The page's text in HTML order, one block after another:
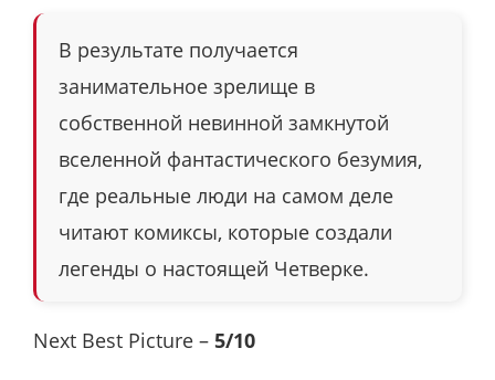
В результате получается
занимательное зрелище в
собственной невинной замкнутой
вселенной фантастического безумия,
где реальные люди на самом деле
читают комиксы, которые создали
легенды о настоящей Четверке.
Next Best Picture – 5/10